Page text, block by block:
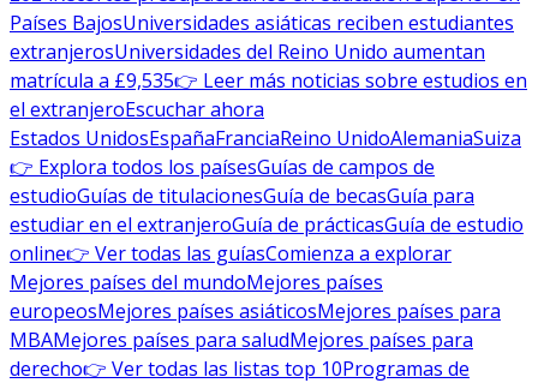
Países BajosUniversidades asiáticas reciben estudiantes
extranjerosUniversidades del Reino Unido aumentan
matrícula a £9,535👉 Leer más noticias sobre estudios en
el extranjeroEscuchar ahora
Estados UnidosEspañaFranciaReino UnidoAlemaniaSuiza
👉 Explora todos los paísesGuías de campos de
estudioGuías de titulacionesGuía de becasGuía para
estudiar en el extranjeroGuía de prácticasGuía de estudio
online👉 Ver todas las guíasComienza a explorar
Mejores países del mundoMejores países
europeosMejores países asiáticosMejores países para
MBAMejores países para saludMejores países para
derecho👉 Ver todas las listas top 10Programas de